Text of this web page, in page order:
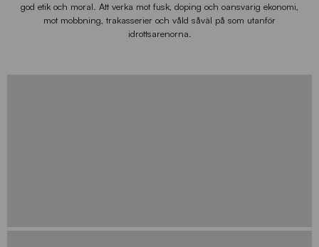
god etik och moral. Att verka mot fusk, doping och oansvarig ekonomi,
mot mobbning, trakasserier och våld såväl på som utanför
idrottsarenorna.